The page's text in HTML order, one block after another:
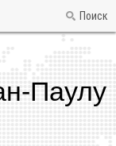
Поиск
Паулу